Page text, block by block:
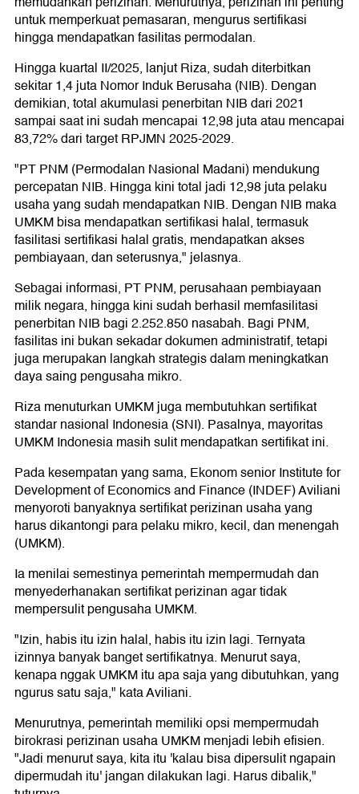
untuk memperkuat pemasaran, mengurus sertifikasi
hingga mendapatkan fasilitas permodalan.
Hingga kuartal II/2025, lanjut Riza, sudah diterbitkan
sekitar 1,4 juta Nomor Induk Berusaha (NIB). Dengan
demikian, total akumulasi penerbitan NIB dari 2021
sampai saat ini sudah mencapai 12,98 juta atau mencapai
83,72% dari target RPJMN 2025-2029.
"PT PNM (Permodalan Nasional Madani) mendukung
percepatan NIB. Hingga kini total jadi 12,98 juta pelaku
usaha yang sudah mendapatkan NIB. Dengan NIB maka
UMKM bisa mendapatkan sertifikasi halal, termasuk
fasilitasi sertifikasi halal gratis, mendapatkan akses
pembiayaan, dan seterusnya," jelasnya.
Sebagai informasi, PT PNM, perusahaan pembiayaan
milik negara, hingga kini sudah berhasil memfasilitasi
penerbitan NIB bagi 2.252.850 nasabah. Bagi PNM,
fasilitas ini bukan sekadar dokumen administratif, tetapi
juga merupakan langkah strategis dalam meningkatkan
daya saing pengusaha mikro.
Riza menuturkan UMKM juga membutuhkan sertifikat
standar nasional Indonesia (SNI). Pasalnya, mayoritas
UMKM Indonesia masih sulit mendapatkan sertifikat ini.
Pada kesempatan yang sama, Ekonom senior Institute for
Development of Economics and Finance (INDEF) Aviliani
menyoroti banyaknya sertifikat perizinan usaha yang
harus dikantongi para pelaku mikro, kecil, dan menengah
(UMKM).
Ia menilai semestinya pemerintah mempermudah dan
menyederhanakan sertifikat perizinan agar tidak
mempersulit pengusaha UMKM.
"Izin, habis itu izin halal, habis itu izin lagi. Ternyata
izinnya banyak banget sertifikatnya. Menurut saya,
kenapa nggak UMKM itu apa saja yang dibutuhkan, yang
ngurus satu saja," kata Aviliani.
Menurutnya, pemerintah memiliki opsi mempermudah
birokrasi perizinan usaha UMKM menjadi lebih efisien.
"Jadi menurut saya, kita itu 'kalau bisa dipersulit ngapain
dipermudah itu' jangan dilakukan lagi. Harus dibalik,"